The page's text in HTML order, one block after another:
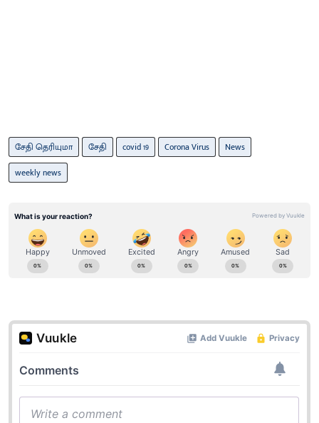
சேதி தெரியுமா சேதி covid 19 Corona Virus
News
weekly news